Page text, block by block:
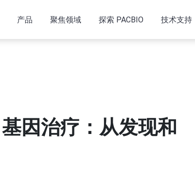
产品 聚焦领域 探索 PACBIO 技术支持
因治疗：从发现和